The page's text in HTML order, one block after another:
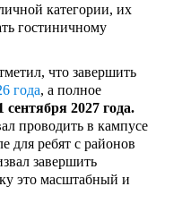
категории, их
гостиничному
что завершить
года, а полное
сентября 2027 года.
проводить в кампусе
для ребят с районов
завершить
это масштабный и